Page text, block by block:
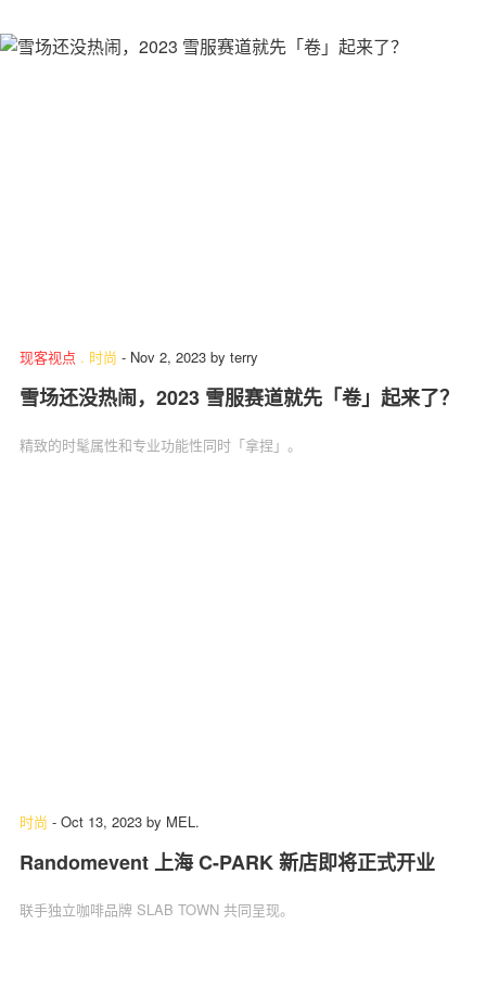
现客视点 . 时尚 - Nov 2, 2023 by terry
雪场还没热闹，2023 雪服赛道就先「卷」起来了？
精致的时髦属性和专业功能性同时「拿捏」。
时尚 - Oct 13, 2023 by MEL.
Randomevent 上海 C-PARK 新店即将正式开业
联手独立咖啡品牌 SLAB TOWN 共同呈现。